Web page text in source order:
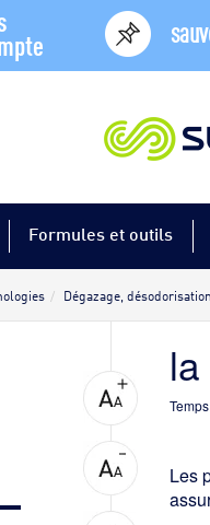
Formules et outils
Dégazage,
Les